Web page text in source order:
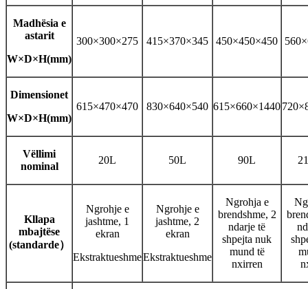
Madhësia e
astarit
W×D×H(mm)
300×300×275 415×370×345 450×450×450
Dimensionet
W×D×H(mm)
615×470×470 830×640×540 615×660×1440
Vëllimi
nominal
20L 50L 90L
Kllapa
mbajtëse
(standarde）
Ngrohje e
jashtme, 1
ekran
Ekstraktueshme
Ngrohje e
jashtme, 2
ekran
Ekstraktueshme
Ngrohja e
brendshme, 2
ndarje të
shpejta nuk
mund të
nxirren